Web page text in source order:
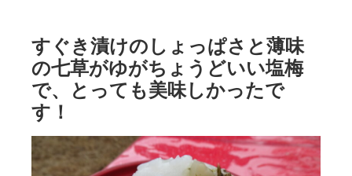
すぐき漬けのしょっぱさと薄味
の七草がゆがちょうどいい塩梅
で、とっても美味しかったで
す！